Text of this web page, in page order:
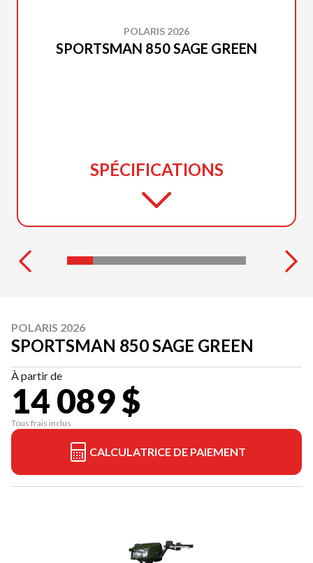
POLARIS 2026
SPORTSMAN 850 SAGE GREEN
SPÉCIFICATIONS
POLARIS 2026
SPORTSMAN 850 SAGE GREEN
À partir de
14 089 $
Tous frais inclus
CALCULATRICE DE PAIEMENT